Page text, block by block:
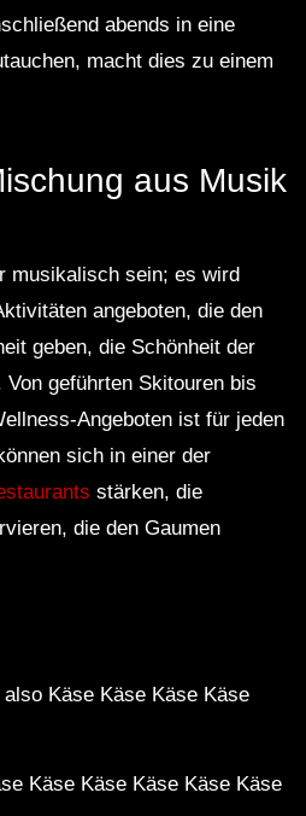
abends in eine
macht dies zu einem
aus Musik
musikalisch sein; es wird
angeboten, die den
geben, die Schönheit der
geführten Skitouren bis
Angeboten ist für jeden
sich in einer der
stärken, die
die den Gaumen
Käse Käse Käse Käse
Käse Käse Käse Käse Käse